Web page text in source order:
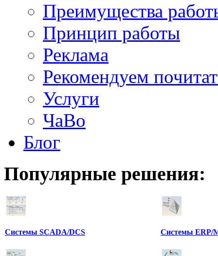
Преимущества
Принцип работы
Реклама
Рекомендуем
Услуги
ЧаВо
Блог
Популярные решения:
Системы SCADA/DCS Системы ERP/